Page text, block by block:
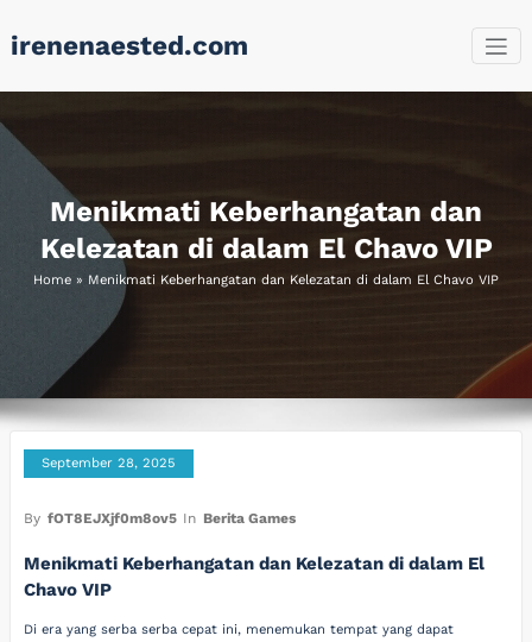
toirenenaested.com
Menikmati Keberhangatan dan
Kelezatan di dalam El Chavo VIP
Home » Menikmati Keberhangatan dan Kelezatan di dalam El Chavo VIP
September 28, 2025
By fOT8EJXjf0m8ov5 In Berita Games
Menikmati Keberhangatan dan Kelezatan di dalam El
Chavo VIP
Di era yang serba serba cepat ini, menemukan tempat yang dapat